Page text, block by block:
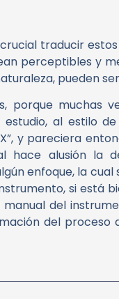
traducir
perceptibles y
pueden
porque muchas
al estilo
y pareciera
hace alusión la
enfoque, la
si está
del
del